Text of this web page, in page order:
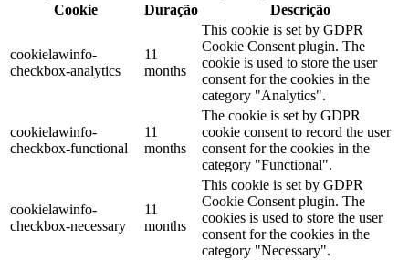
Cookie
Duração Descrição
cookielawinfo-
checkbox-analytics
11
months
This cookie is set by GDPR
Cookie Consent plugin. The
cookie is used to store the user
consent for the cookies in the
category "Analytics".
cookielawinfo-
checkbox-functional
11
months
The cookie is set by GDPR
cookie consent to record the user
consent for the cookies in the
category "Functional".
cookielawinfo-
checkbox-necessary
11
months
This cookie is set by GDPR
Cookie Consent plugin. The
cookies is used to store the user
consent for the cookies in the
category "Necessary".